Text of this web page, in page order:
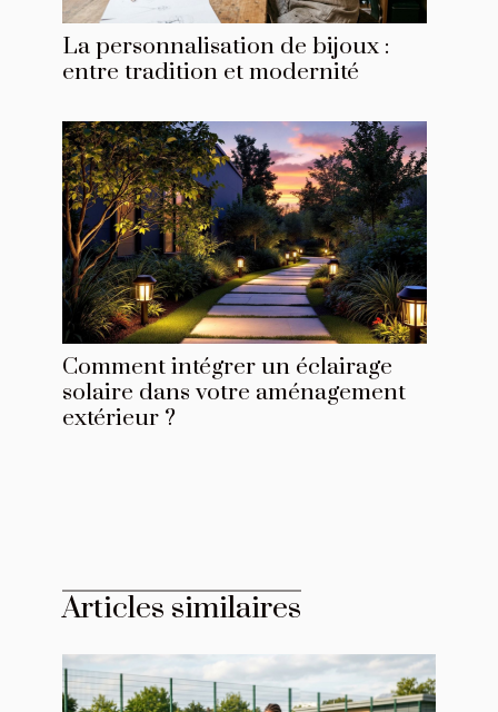
La personnalisation de bijoux :
entre tradition et modernité
Comment intégrer un éclairage
solaire dans votre aménagement
extérieur ?
Articles similaires